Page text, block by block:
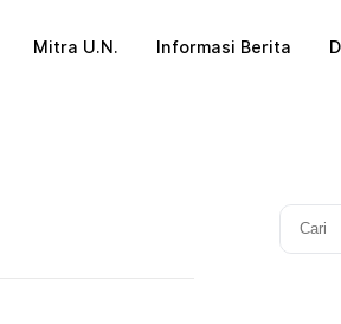
Mitra U.N. Informasi Berita